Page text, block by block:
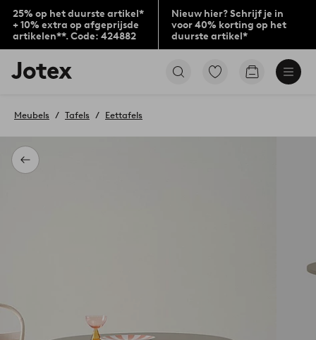
25% op het duurste artikel*
+ 10% extra op afgeprijsde
artikelen**. Code: 424882
Nieuw hier? Schrijf je in
voor 40% korting op het
duurste artikel*
Jotex
logo
to
home
page
Ga
Go
Terug
Meubels Tafels Eettafels